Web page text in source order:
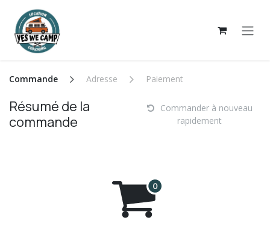
Se rendre au contenu
Commande Adresse Paiement
Résumé de la
commande
Commander à nouveau
rapidement